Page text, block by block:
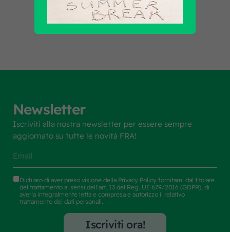
Scopri tutti i prodotti
Newsletter
Iscriviti alla nostra newsletter per essere sempre
aggiornato su tutte le novità FRA!
Dichiaro di aver preso visione della Privacy Policy fornitami dal titolare
del trattamento ai sensi dell’art. 13 del Reg. UE 679/2016 (GDPR), di
averla integralmente letta e compresa e autorizzo il relativo
trattamento dei dati personali.
Iscriviti ora!